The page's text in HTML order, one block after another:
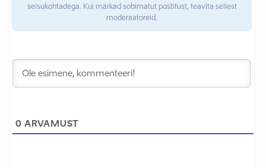
seisukohtadega. Kui märkad sobimatut postitust, teavita sellest
moderaatoreid.
0 ARVAMUST